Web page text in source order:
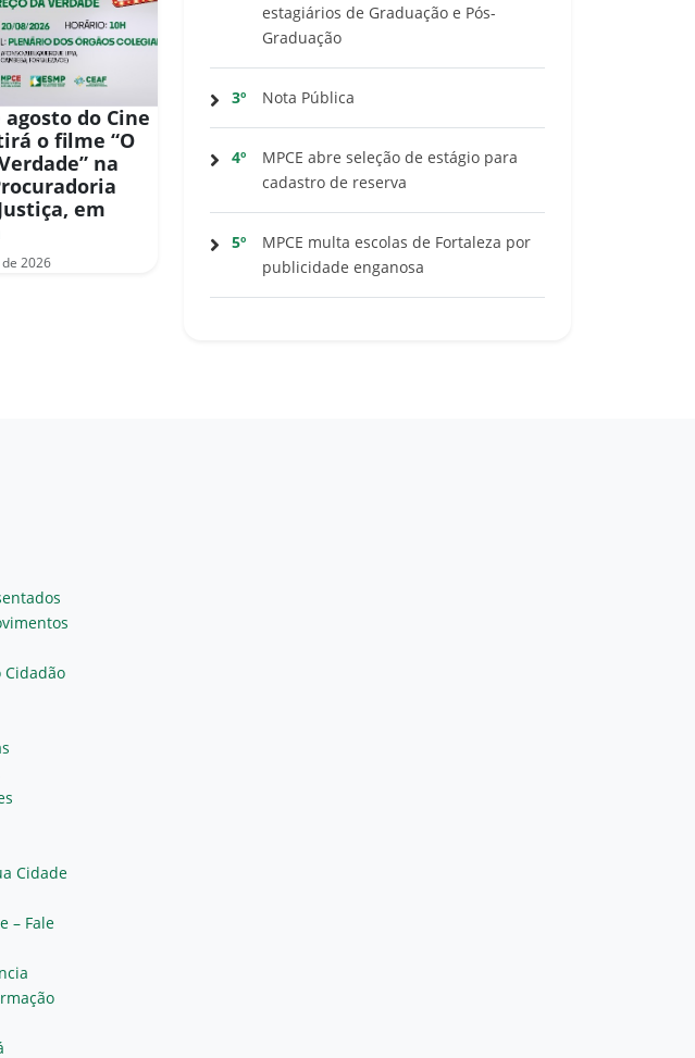
agosto do Cine
o filme “O
na
em
2026
estagiários de Graduação e Pós-
Graduação
3º Nota Pública
4º
MPCE abre seleção de estágio para
cadastro de reserva
5º
MPCE multa escolas de Fortaleza por
publicidade enganosa
Cidadão
Cidade
– Fale